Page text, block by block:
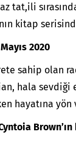
tat,ili
kitap
2020
sahip olan
hala sevdiği
hayatına yön